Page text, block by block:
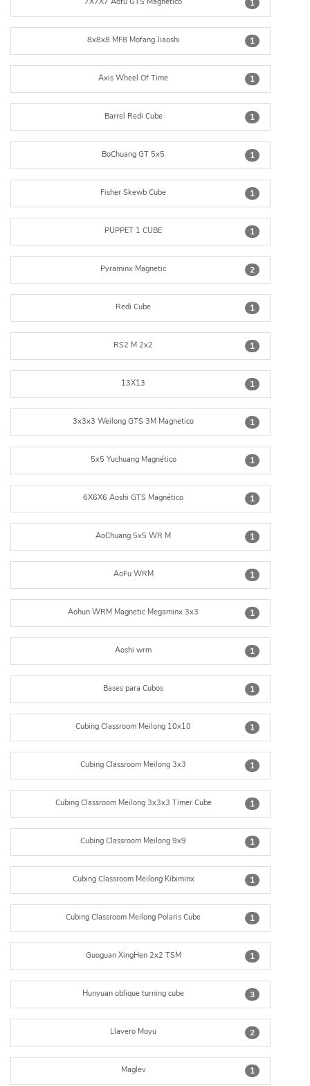
1
1
8x8x8 MF8 Mofang Jiaoshi
1
Axis Wheel Of Time
1
Barrel Redi Cube
1
BoChuang GT 5x5
1
Fisher Skewb Cube
1
PUPPET 1 CUBE
2
Pyraminx Magnetic
1
Redi Cube
1
RS2 M 2x2
1
13X13
1
3x3x3 Weilong GTS 3M Magnetico
1
5x5 Yuchuang Magnético
1
6X6X6 Aoshi GTS Magnético
1
AoChuang 5x5 WR M
1
AoFu WRM
1
Aohun WRM Magnetic Megaminx 3x3
1
Aoshi wrm
1
Bases para Cubos
1
Cubing Classroom Meilong 10x10
1
Cubing Classroom Meilong 3x3
1
Cubing Classroom Meilong 3x3x3 Timer Cube
1
Cubing Classroom Meilong 9x9
1
Cubing Classroom Meilong Kibiminx
1
Cubing Classroom Meilong Polaris Cube
1
Guoguan XingHen 2x2 TSM
3
Hunyuan oblique turning cube
2
Llavero Moyu
1
Maglev